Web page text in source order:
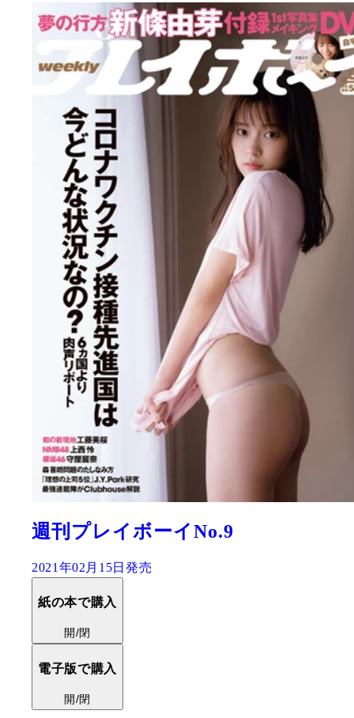
週刊プレイボーイNo.9
2021年02月15日発売
紙の本で購入
開/閉
電子版で購入
開/閉